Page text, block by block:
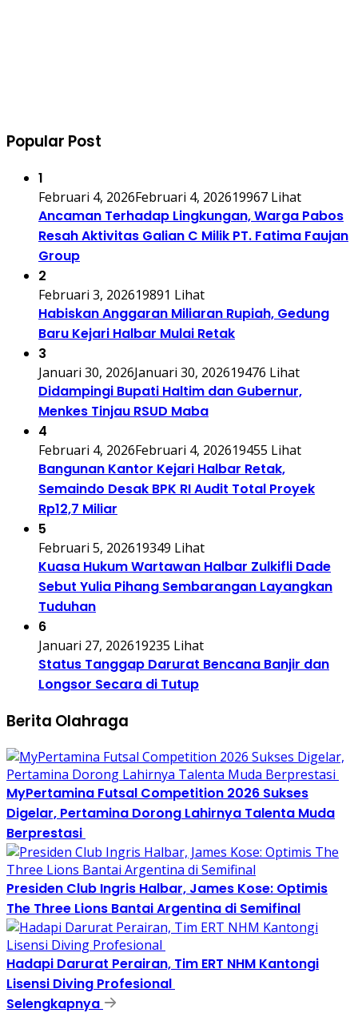
Popular Post
1
Februari 4, 2026Februari 4, 202619967 Lihat
Ancaman Terhadap Lingkungan, Warga Pabos
Resah Aktivitas Galian C Milik PT. Fatima Faujan
Group
2
Februari 3, 202619891 Lihat
Habiskan Anggaran Miliaran Rupiah, Gedung
Baru Kejari Halbar Mulai Retak
3
Januari 30, 2026Januari 30, 202619476 Lihat
Didampingi Bupati Haltim dan Gubernur,
Menkes Tinjau RSUD Maba
4
Februari 4, 2026Februari 4, 202619455 Lihat
Bangunan Kantor Kejari Halbar Retak,
Semaindo Desak BPK RI Audit Total Proyek
Rp12,7 Miliar
5
Februari 5, 202619349 Lihat
Kuasa Hukum Wartawan Halbar Zulkifli Dade
Sebut Yulia Pihang Sembarangan Layangkan
Tuduhan
6
Januari 27, 202619235 Lihat
Status Tanggap Darurat Bencana Banjir dan
Longsor Secara di Tutup
Berita Olahraga
MyPertamina Futsal Competition 2026 Sukses
Digelar, Pertamina Dorong Lahirnya Talenta Muda
Berprestasi
Presiden Club Ingris Halbar, James Kose: Optimis
The Three Lions Bantai Argentina di Semifinal
Hadapi Darurat Perairan, Tim ERT NHM Kantongi
Lisensi Diving Profesional
Selengkapnya